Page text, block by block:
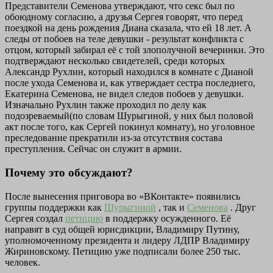
Представители Семенова утверждают, что секс был по
обоюдному согласию, а друзья Сергея говорят, что перед
поездкой на день рождения Диана сказала, что ей 18 лет. А
следы от побоев на теле девушки - результат конфликта с
отцом, который забирал её с той злополучной вечеринки. Это
подтверждают несколько свидетелей, среди которых
Александр Рухлин, который находился в комнате с Дианой
после ухода Семенова и, как утверждает сестра последнего,
Екатерина Семенова, не видел следов побоев у девушки.
Изначально Рухлин также проходил по делу как
подозреваемый(по словам Шурыгиной, у них был половой
акт после того, как Сергей покинул комнату), но уголовное
преследование прекратили из-за отсутствия состава
преступления. Сейчас он служит в армии.
Почему это обсуждают?
После вынесения приговора во «ВКонтакте» появились
группы поддержки как Шурыгиной , так и Семенова . Друг
Сергея создал петицию в поддержку осужденного. Её
направят в суд общей юрисдикции, Владимиру Путину,
уполномоченному президента и лидеру ЛДПР Владимиру
Жириновскому. Петицию уже подписали более 250 тыс.
человек.